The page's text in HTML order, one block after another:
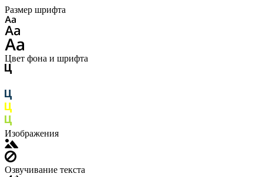
Размер шрифта
Цвет фона и шрифта
Изображения
Озвучивание текста